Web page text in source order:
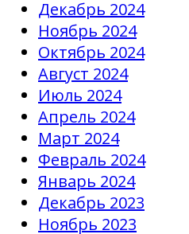
Декабрь 2024
Ноябрь 2024
Октябрь 2024
Август 2024
Июль 2024
Апрель 2024
Март 2024
Февраль 2024
Январь 2024
Декабрь 2023
Ноябрь 2023